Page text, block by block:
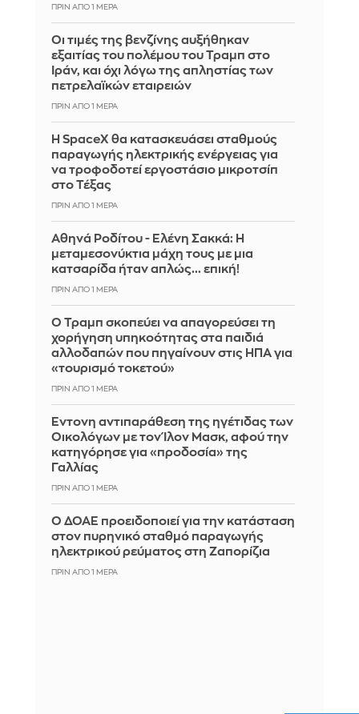
ΠΡΙΝ ΑΠΌ 1 ΜΈΡΑ
Οι τιμές της βενζίνης αυξήθηκαν
εξαιτίας του πολέμου του Τραμπ στο
Ιράν, και όχι λόγω της απληστίας των
πετρελαϊκών εταιρειών
ΠΡΙΝ ΑΠΌ 1 ΜΈΡΑ
Η SpaceX θα κατασκευάσει σταθμούς
παραγωγής ηλεκτρικής ενέργειας για
να τροφοδοτεί εργοστάσιο μικροτσίπ
στο Τέξας
ΠΡΙΝ ΑΠΌ 1 ΜΈΡΑ
Αθηνά Ροδίτου - Ελένη Σακκά: Η
μεταμεσονύκτια μάχη τους με μια
κατσαρίδα ήταν απλώς... επική!
ΠΡΙΝ ΑΠΌ 1 ΜΈΡΑ
Ο Τραμπ σκοπεύει να απαγορεύσει τη
χορήγηση υπηκοότητας στα παιδιά
αλλοδαπών που πηγαίνουν στις ΗΠΑ για
«τουρισμό τοκετού»
ΠΡΙΝ ΑΠΌ 1 ΜΈΡΑ
Έντονη αντιπαράθεση της ηγέτιδας των
Οικολόγων με τον Ίλον Μασκ, αφού την
κατηγόρησε για «προδοσία» της
Γαλλίας
ΠΡΙΝ ΑΠΌ 1 ΜΈΡΑ
Ο ΔΟΑΕ προειδοποιεί για την κατάσταση
στον πυρηνικό σταθμό παραγωγής
ηλεκτρικού ρεύματος στη Ζαπορίζια
ΠΡΙΝ ΑΠΌ 1 ΜΈΡΑ